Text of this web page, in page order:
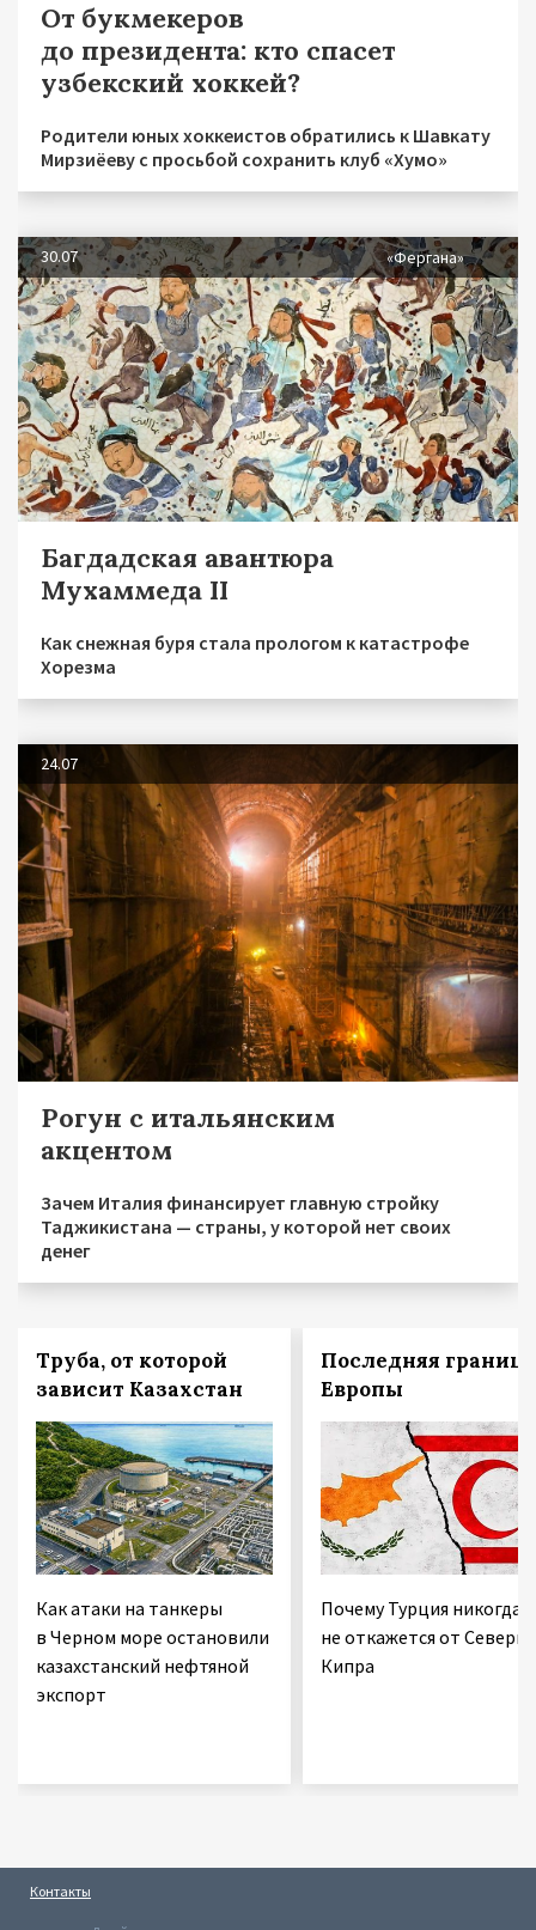
От букмекеров
до президента: кто спасет
узбекский хоккей?
Родители юных хоккеистов обратились к Шавкату
Мирзиёеву с просьбой сохранить клуб «Хумо»
30.07 «Фергана»
Багдадская авантюра
Мухаммеда II
Как снежная буря стала прологом к катастрофе
Хорезма
24.07
Рогун с итальянским
акцентом
Зачем Италия финансирует главную стройку
Таджикистана — страны, у которой нет своих
денег
Труба, от которой
зависит Казахстан
Как атаки на танкеры
в Черном море остановили
казахстанский нефтяной
экспорт
Последняя граница
Европы
Почему Турция никогда
не откажется от
Кипра
Контакты